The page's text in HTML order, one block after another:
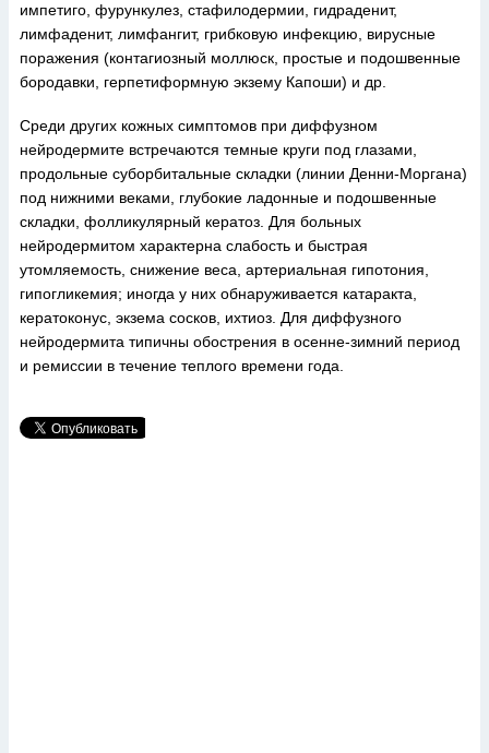
импетиго, фурункулез, стафилодермии, гидраденит,
лимфаденит, лимфангит, грибковую инфекцию, вирусные
поражения (контагиозный моллюск, простые и подошвенные
бородавки, герпетиформную экзему Капоши) и др.
Среди других кожных симптомов при диффузном
нейродермите встречаются темные круги под глазами,
продольные суборбитальные складки (линии Денни-Моргана)
под нижними веками, глубокие ладонные и подошвенные
складки, фолликулярный кератоз. Для больных
нейродермитом характерна слабость и быстрая
утомляемость, снижение веса, артериальная гипотония,
гипогликемия; иногда у них обнаруживается катаракта,
кератоконус, экзема сосков, ихтиоз. Для диффузного
нейродермита типичны обострения в осенне-зимний период
и ремиссии в течение теплого времени года.